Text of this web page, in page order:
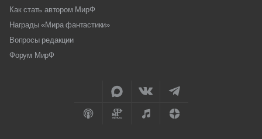
Как стать автором МирФ
Награды «Мира фантастики»
Вопросы редакции
Форум МирФ